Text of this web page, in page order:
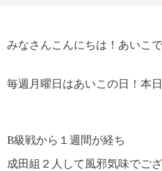
みなさんこんにちは！あいこ
毎週月曜日はあいこの日！本
B級戦から１週間が経ち
成田組２人して風邪気味でご